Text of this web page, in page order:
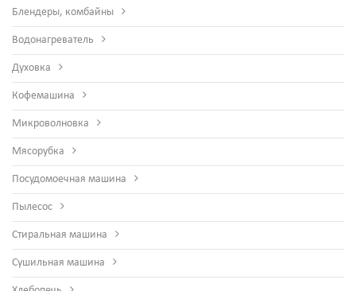
Блендеры, комбайны
Водонагреватель
Духовка
Кофемашина
Микроволновка
Мясорубка
Посудомоечная машина
Пылесос
Стиральная машина
Сушильная машина